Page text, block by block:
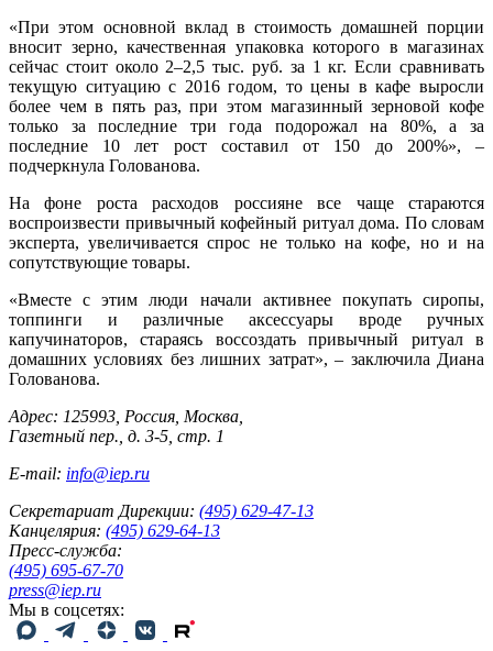
«При этом основной вклад в стоимость домашней порции
вносит зерно, качественная упаковка которого в магазинах
сейчас стоит около 2–2,5 тыс. руб. за 1 кг. Если сравнивать
текущую ситуацию с 2016 годом, то цены в кафе выросли
более чем в пять раз, при этом магазинный зерновой кофе
только за последние три года подорожал на 80%, а за
последние 10 лет рост составил от 150 до 200%», –
подчеркнула Голованова.
На фоне роста расходов россияне все чаще стараются
воспроизвести привычный кофейный ритуал дома. По словам
эксперта, увеличивается спрос не только на кофе, но и на
сопутствующие товары.
«Вместе с этим люди начали активнее покупать сиропы,
топпинги и различные аксессуары вроде ручных
капучинаторов, стараясь воссоздать привычный ритуал в
домашних условиях без лишних затрат», – заключила Диана
Голованова.
Адрес: 125993, Россия, Москва,
Газетный пер., д. 3-5, стр. 1
E-mail: info@iep.ru
Секретариат Дирекции: (495) 629-47-13
Канцелярия: (495) 629-64-13
Пресс-служба:
(495) 695-67-70
press@iep.ru
Мы в соцсетях: